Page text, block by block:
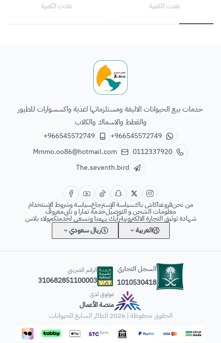
نفدت الكمية نفدت الكمية
خدمات بيع الحيوانات الاليفة ومستلزماتها اغذية واكسسوارات للطيور
والقطط والاسماك والكلاب
+966545572749
+966545572749
0112337920
Mmmo.oo86@hotmail.com
The.seventh.bird
من نحنفروعناكاش باكسياسة الإسترجاعسياسة وشروط الإستخدام
معلومات الشحن و التوصيلخدمة تمارا و تابيمعروف
شهادة توثيق التجارة الالكترونيةرأيك يهمنا ونسعى لخدمتكمولاء بلاس
العربية
ريال سعودي
السجل التجاري
1010530418
الرقم الضريبي
310682851100003
موثوق لدى
منصة الأعمال
الحقوق محفوظة | 2026
الطائر السابع للحيوانات